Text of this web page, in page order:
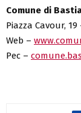
Comune di
Piazza Cavour,
Web –
Pec –